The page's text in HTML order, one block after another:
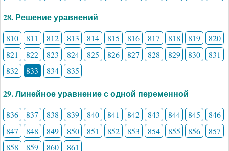
28. Решение уравнений
810 811 812 813 814 815 816 817 818 819
820
821
822 823 824 825 826 827 828 829 830
831
832
833 834 835
29. Линейное уравнение с одной переменной
836 837 838 839 840 841 842 843 844 845
846
847
848 849 850 851 852 853 854 855 856
857
858
859 860 861